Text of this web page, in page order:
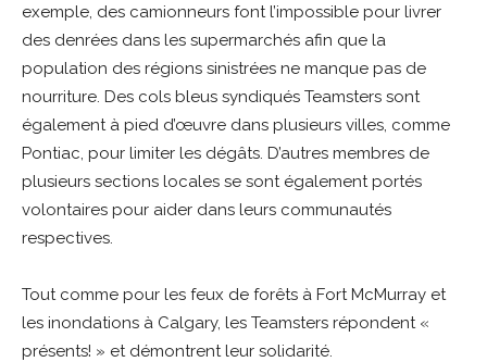
exemple, des camionneurs font l’impossible pour livrer
des denrées dans les supermarchés afin que la
population des régions sinistrées ne manque pas de
nourriture. Des cols bleus syndiqués Teamsters sont
également à pied d’œuvre dans plusieurs villes, comme
Pontiac, pour limiter les dégâts. D’autres membres de
plusieurs sections locales se sont également portés
volontaires pour aider dans leurs communautés
respectives.
Tout comme pour les feux de forêts à Fort McMurray et
les inondations à Calgary, les Teamsters répondent «
présents! » et démontrent leur solidarité.